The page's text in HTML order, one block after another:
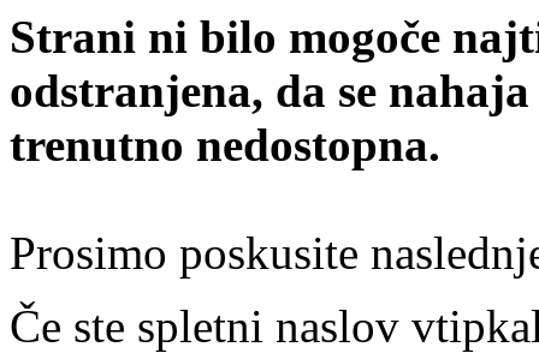
Strani ni bilo mogoče
odstranjena, da se
trenutno nedostopna.
Prosimo poskusite
Če ste spletni naslov